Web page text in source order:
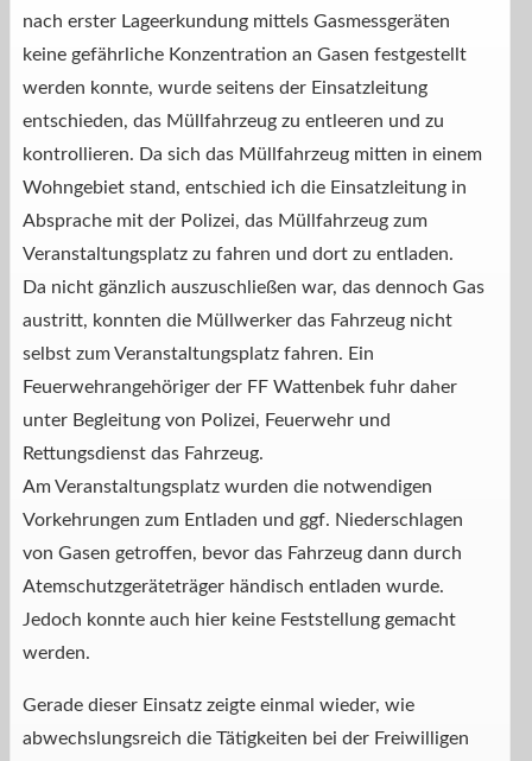
nach erster Lageerkundung mittels Gasmessgeräten
keine gefährliche Konzentration an Gasen festgestellt
werden konnte, wurde seitens der Einsatzleitung
entschieden, das Müllfahrzeug zu entleeren und zu
kontrollieren. Da sich das Müllfahrzeug mitten in einem
Wohngebiet stand, entschied ich die Einsatzleitung in
Absprache mit der Polizei, das Müllfahrzeug zum
Veranstaltungsplatz zu fahren und dort zu entladen.
Da nicht gänzlich auszuschließen war, das dennoch Gas
austritt, konnten die Müllwerker das Fahrzeug nicht
selbst zum Veranstaltungsplatz fahren. Ein
Feuerwehrangehöriger der FF Wattenbek fuhr daher
unter Begleitung von Polizei, Feuerwehr und
Rettungsdienst das Fahrzeug.
Am Veranstaltungsplatz wurden die notwendigen
Vorkehrungen zum Entladen und ggf. Niederschlagen
von Gasen getroffen, bevor das Fahrzeug dann durch
Atemschutzgeräteträger händisch entladen wurde.
Jedoch konnte auch hier keine Feststellung gemacht
werden.
Gerade dieser Einsatz zeigte einmal wieder, wie
abwechslungsreich die Tätigkeiten bei der Freiwilligen